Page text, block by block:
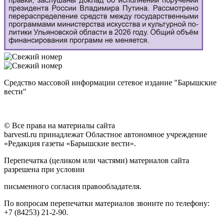
Средство массовой информации сетевое издание "Барышские
вести"
© Все права на материалы сайта
barvesti.ru принадлежат Областное автономное учреждение
«Редакция газеты «Барышские вести».
Перепечатка (целиком или частями) материалов сайта
разрешена при условии
письменного согласия правообладателя.
По вопросам перепечатки материалов звоните по телефону:
+7 (84253) 21-2-90.